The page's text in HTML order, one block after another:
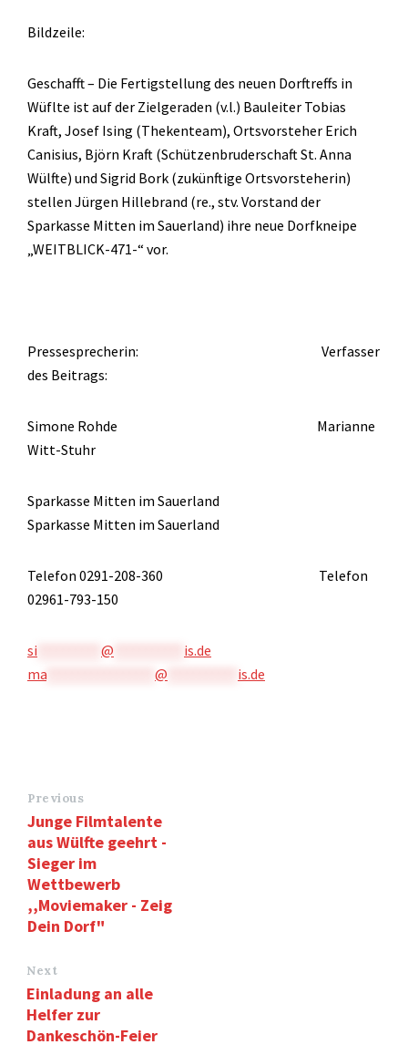
Bildzeile:
Geschafft – Die Fertigstellung des neuen Dorftreffs in
Wüflte ist auf der Zielgeraden (v.l.) Bauleiter Tobias
Kraft, Josef Ising (Thekenteam), Ortsvorsteher Erich
Canisius, Björn Kraft (Schützenbruderschaft St. Anna
Wülfte) und Sigrid Bork (zukünftige Ortsvorsteherin)
stellen Jürgen Hillebrand (re., stv. Vorstand der
Sparkasse Mitten im Sauerland) ihre neue Dorfkneipe
„WEITBLICK-471-“ vor.
Pressesprecherin:
Verfasser
des Beitrags:
Simone Rohde
Marianne
Witt-Stuhr
Sparkasse Mitten im Sauerland
Sparkasse Mitten im Sauerland
Telefon 0291-208-360 Telefon
02961-793-150
si @
is.de
ma
@ is.de
Previous
Junge Filmtalente
aus Wülfte geehrt -
Sieger im
Wettbewerb
,,Moviemaker - Zeig
Dein Dorf"
Next
Einladung an alle
Helfer zur
Dankeschön-Feier